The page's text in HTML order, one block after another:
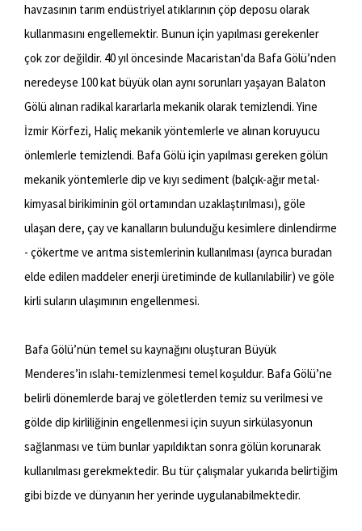
havzasının tarım endüstriyel atıklarının çöp deposu olarak
kullanmasını engellemektir. Bunun için yapılması gerekenler
çok zor değildir. 40 yıl öncesinde Macaristan'da Bafa Gölü’nden
neredeyse 100 kat büyük olan aynı sorunları yaşayan Balaton
Gölü alınan radikal kararlarla mekanik olarak temizlendi. Yine
İzmir Körfezi, Haliç mekanik yöntemlerle ve alınan koruyucu
önlemlerle temizlendi. Bafa Gölü için yapılması gereken gölün
mekanik yöntemlerle dip ve kıyı sediment (balçık-ağır metal-
kimyasal birikiminin göl ortamından uzaklaştırılması), göle
ulaşan dere, çay ve kanalların bulunduğu kesimlere dinlendirme
- çökertme ve arıtma sistemlerinin kullanılması (ayrıca buradan
elde edilen maddeler enerji üretiminde de kullanılabilir) ve göle
kirli suların ulaşımının engellenmesi.
Bafa Gölü’nün temel su kaynağını oluşturan Büyük
Menderes’in ıslahı-temizlenmesi temel koşuldur. Bafa Gölü’ne
belirli dönemlerde baraj ve göletlerden temiz su verilmesi ve
gölde dip kirliliğinin engellenmesi için suyun sirkülasyonun
sağlanması ve tüm bunlar yapıldıktan sonra gölün korunarak
kullanılması gerekmektedir. Bu tür çalışmalar yukarıda belirtiğim
gibi bizde ve dünyanın her yerinde uygulanabilmektedir.